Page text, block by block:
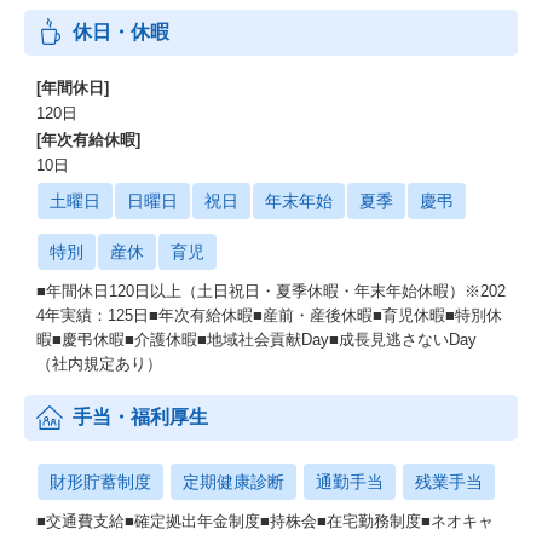
休日・休暇
[年間休日]
120日
[年次有給休暇]
10日
土曜日 日曜日 祝日 年末年始 夏季 慶弔
特別 産休 育児
■年間休日120日以上（土日祝日・夏季休暇・年末年始休暇）※202
4年実績：125日■年次有給休暇■産前・産後休暇■育児休暇■特別休
暇■慶弔休暇■介護休暇■地域社会貢献Day■成長見逃さないDay
（社内規定あり）
手当・福利厚生
財形貯蓄制度 定期健康診断 通勤手当 残業手当
■交通費支給■確定拠出年金制度■持株会■在宅勤務制度■ネオキャ